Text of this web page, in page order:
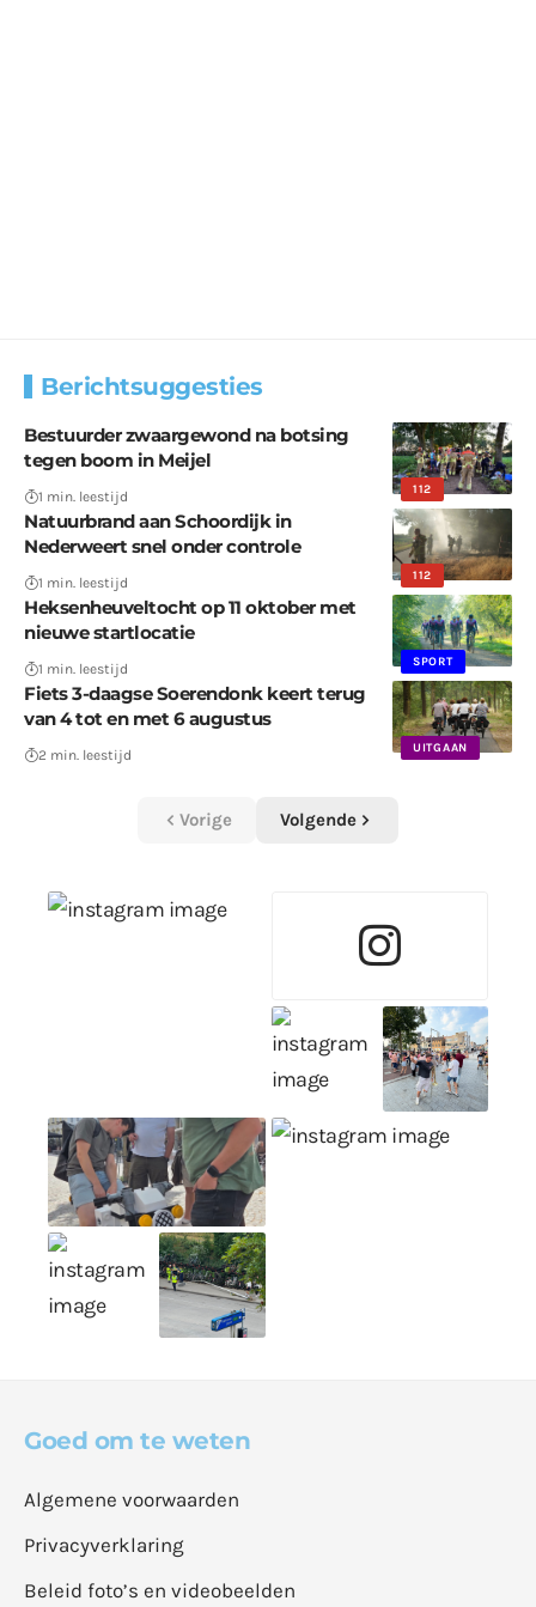
Berichtsuggesties
112
Bestuurder zwaargewond na botsing
tegen boom in Meijel
1 min. leestijd
112
Natuurbrand aan Schoordijk in
Nederweert snel onder controle
1 min. leestijd
SPORT
Heksenheuveltocht op 11 oktober met
nieuwe startlocatie
1 min. leestijd
UITGAAN
Fiets 3-daagse Soerendonk keert terug
van 4 tot en met 6 augustus
2 min. leestijd
Vorige Volgende
Goed om te weten
Algemene voorwaarden
Privacyverklaring
Beleid foto’s en videobeelden